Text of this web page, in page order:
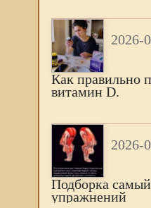
2026-
Как правильно
витамин D.
2026-
Подборка
упражнений